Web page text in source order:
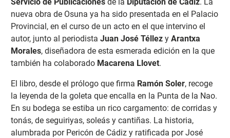
nueva obra de Osuna ya ha sido presentada en el Palacio
Provincial, en el curso de un acto en el que intervino el
autor, junto al periodista Juan José Téllezy Arantxa
Morales, diseñadora de esta esmerada edición en la que
también ha colaborado Macarena Llovet.
El libro, desde el prólogo que firma Ramón Soler, recoge
la leyenda de la goleta que encalla en la Punta de la Nao.
En su bodega se estiba un rico cargamento: de corridas y
tonás, de seguiriyas, soleás y cantiñas. La historia,
alumbrada por Pericón de Cádiz y ratificada por José